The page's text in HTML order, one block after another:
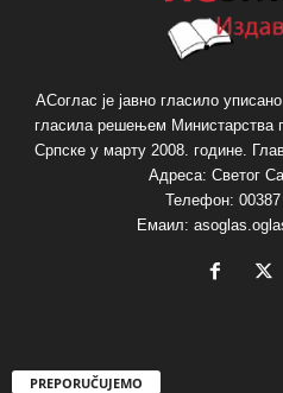
АСоглас је јавно гласило
гласила решењем Министарства
Српске у марту 2008. године.
Адреса: Светог
Телефон: 00387
Емаил:
PREPORUČUJEMO